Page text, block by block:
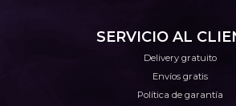
SERVICIO AL
Delivery gratuito
Envíos gratis
Política de garantía